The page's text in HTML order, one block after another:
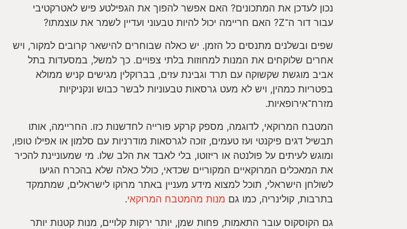
נכון לעדכן את המתכונים? האם אפשר להפוך את הגפילטע פיש לאטרקטיבי
עבור דור ה־Z? האם חריימה יכול להיות טבעוני ועדיין לשמר את עוצמתו?
שפים ובשלנים מתנסים כל הזמן. יש כאלה שבוחרים להישאר קרובים למקור, ויש
אחרים שלוקחים את המנות למחוזות בלתי צפויים. כך למשל, במסעדות בתל
אביב מוגשת שקשוקה עם תרד וגבינת עזים, בברוקלין מגישים קניש ממולא
בפטריות כמהין, ויש לא מעט גרסאות טבעוניות לבשר כבוש ונקניקיות
מזרח־אירופאיות.
המטבח המרוקאי, לדוגמה, מספק קרקע פורייה לחדשנות כזו. החריימה, אותו
תבשיל דגים פיקנטי ועז טעמים, זוכה לגרסאות מודרניות עם סלמון או אפילו טופו,
ומוגש לעיתים על פולנטה או ריזוטו, בלי לאבד את הלב שלו. מי שמעוניינת להכיר
את המאכלים המרוקאיים המקוריים שכדאי, כולל כאלה שלא בהכרח הגיעו
לשולחן הישראלי, תוכל למצוא מידע מעניין באתר מרוקו לישראלים, שמתמקד
בתרבות, קולינריה, כמו גם מנות מהמטבח המרוקאי.
גם הקוסקוס עובר התאמות, פחות שמן, יותר ירקות קלויים, מנות קטנות יותר